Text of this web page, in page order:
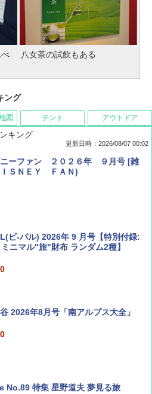
八女茶の試飲もある
ング
キング
更新日時：2026/08/07 00:02
ニーファン ２０２６年 ９月号 [雑
ＳＮＥＹ ＦＡＮ)
ビ-パル) 2026年 9 月号【特別付録:
ニマル"旅"財布 ランダム2種】
2026年8月号「南アルプス大全」
No.89 特集 星野道夫 夢見る旅
図 テント アウトドア